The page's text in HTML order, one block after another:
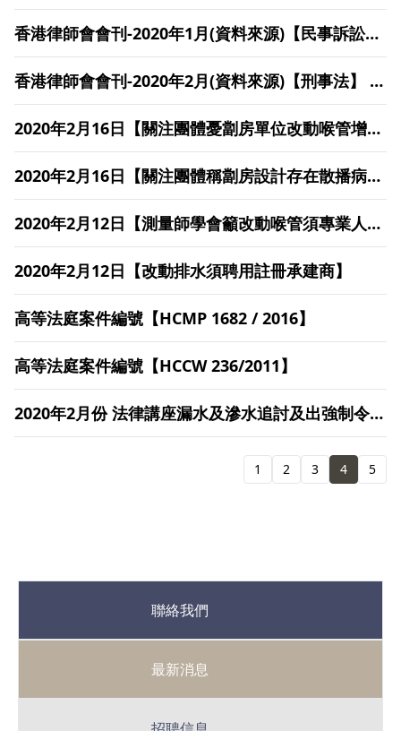
香港律師會會刊-2020年1月(資料來源)【民事訴訟程
序】—訟費
香港律師會會刊-2020年2月(資料來源)【刑事法】 串
謀及對涉案危險藥物所屬種類的知悉
2020年2月16日【關注團體憂劏房單位改動喉管增傳
播病毒風險】
2020年2月16日【關注團體稱劏房設計存在散播病毒
隱憂】
2020年2月12日【測量師學會籲改動喉管須專業人士
協助】
2020年2月12日【改動排水須聘用註冊承建商】
高等法庭案件編號【HCMP 1682 / 2016】
高等法庭案件編號【HCCW 236/2011】
2020年2月份 法律講座漏水及滲水追討及出強制令
(現已接受報名) (防止肺炎疫情)
1 2 3 4 5
聯絡我們
最新消息